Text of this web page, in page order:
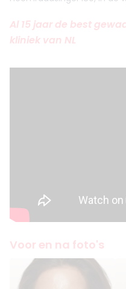
Al 15 jaar de best
kliniek van NL
Voor en na foto's